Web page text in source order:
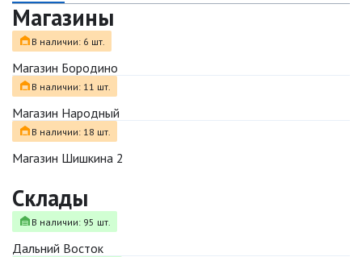
Магазины
В наличии: 6 шт.
Магазин Бородино
В наличии: 11 шт.
Магазин Народный
В наличии: 18 шт.
Магазин Шишкина 2
Склады
В наличии: 95 шт.
Дальний Восток